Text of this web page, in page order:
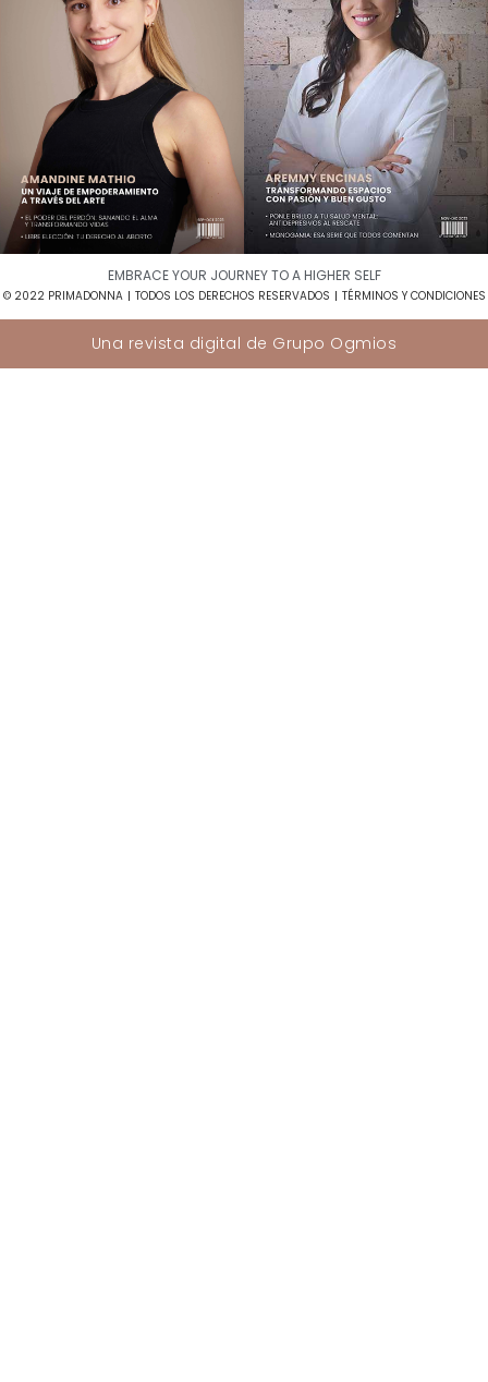
EMBRACE YOUR JOURNEY TO A HIGHER SELF​
© 2022 PRIMADONNA TODOS LOS DERECHOS RESERVADOS TÉRMINOS Y CONDICIONES
Una revista digital de Grupo Ogmios